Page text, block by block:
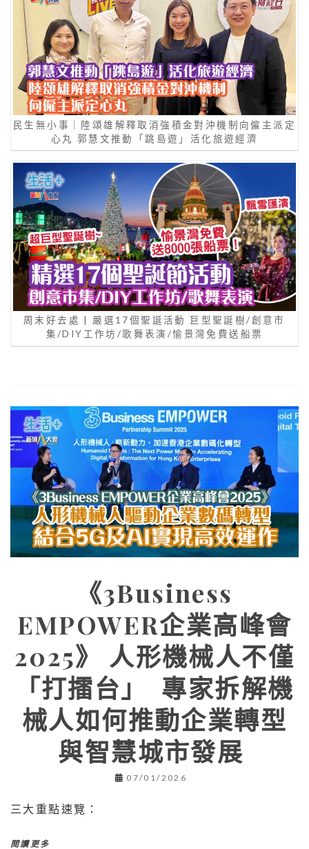
民生無小事｜陸頌雄解釋取消強積金對沖機制向僱主派定
心丸 郭慧文推動「跳島遊」活化旅遊經濟
周末好去處 | 嚴選17個聖誕活動 巨型聖誕樹/創意市
集/DIY工作坊/歌舞表演/愉景灣免費送船票
《3Business
EMPOWER企業高峰會
2025》 人形機械人不僅
「打擂台」 專家拆解機
械人如何推動企業轉型
與智慧城市發展
07/01/2026
三大重點速覽：
閱讀更多